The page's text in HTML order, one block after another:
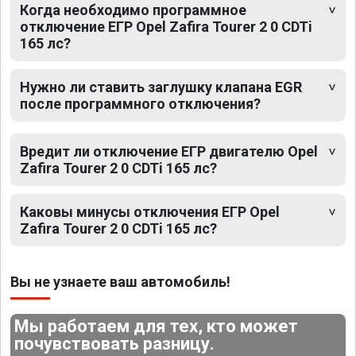
Когда необходимо программное
отключение ЕГР Opel Zafira Tourer 2 0 CDTi
165 лс?
Нужно ли ставить заглушку клапана EGR
после программного отключения?
Вредит ли отключение ЕГР двигателю Opel
Zafira Tourer 2 0 CDTi 165 лс?
Каковы минусы отключения ЕГР Opel
Zafira Tourer 2 0 CDTi 165 лс?
Вы не узнаете ваш автомобиль!
Мы работаем для тех, кто может
почувствовать разницу.